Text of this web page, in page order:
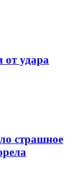
от удара
страшное